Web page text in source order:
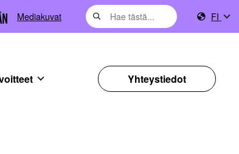
Mediakuvat FI
Yhteystiedot